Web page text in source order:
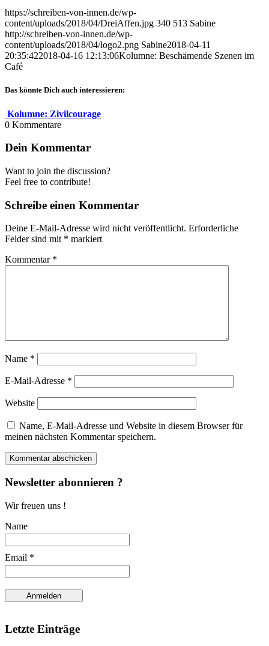
https://schreiben-von-innen.de/wp-
content/uploads/2018/04/DreiAffen.jpg 340 513 Sabine
http://schreiben-von-innen.de/wp-
content/uploads/2018/04/logo2.png Sabine2018-04-11
20:35:422018-04-16 12:13:06Kolumne: Beschämende Szenen im
Café
Das könnte Dich auch interessieren:
Kolumne: Zivilcourage
0 Kommentare
Dein Kommentar
Want to join the discussion?
Feel free to contribute!
Schreibe einen Kommentar
Deine E-Mail-Adresse wird nicht veröffentlicht. Erforderliche
Felder sind mit * markiert
Kommentar *
Name *
E-Mail-Adresse *
Website
Name, E-Mail-Adresse und Website in diesem Browser für
meinen nächsten Kommentar speichern.
Newsletter abonnieren ?
Wir freuen uns !
Name
Email *
Letzte Einträge